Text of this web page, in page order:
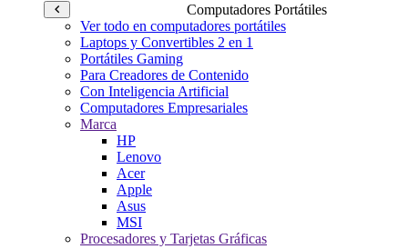
Computadores Portátiles
Ver todo en computadores portátiles
Laptops y Convertibles 2 en 1
Portátiles Gaming
Para Creadores de Contenido
Con Inteligencia Artificial
Computadores Empresariales
Marca
HP
Lenovo
Acer
Apple
Asus
MSI
Procesadores y Tarjetas Gráficas